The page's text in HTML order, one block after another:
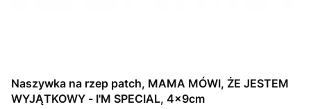
Naszywka na rzep patch, MAMA MÓWI, ŻE JESTEM
WYJĄTKOWY - I'M SPECIAL, 4x9cm